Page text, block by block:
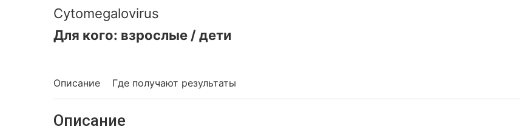
Cytomegalovirus
Для кого: взрослые / дети
Описание Где получают результаты
Описание